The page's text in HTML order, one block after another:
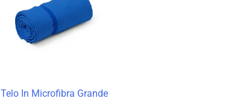
Telo In Microfibra Grande
6,48 €
a
9,26 €